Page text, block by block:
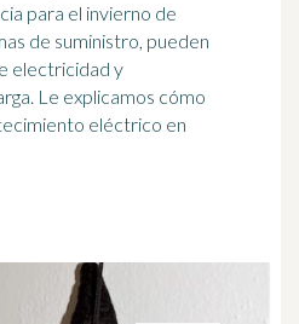
para el invierno de
de suministro, pueden
electricidad y
Le explicamos cómo
eléctrico en